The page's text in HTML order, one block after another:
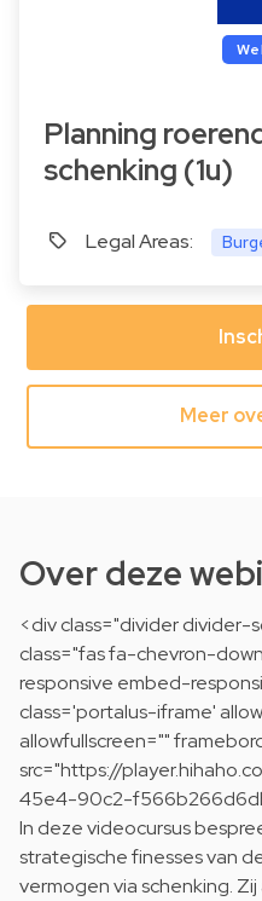
Planning roerend vermogen via
schenking (1u)
Legal Areas:
Meer
Over deze
<div class="divider
class="fas fa-chevron-
responsive embed-
class='portalus-iframe'
allowfullscreen=""
src="https://
45e4-90c2-
In deze videocursus
strategische finesses van
vermogen via schenking.